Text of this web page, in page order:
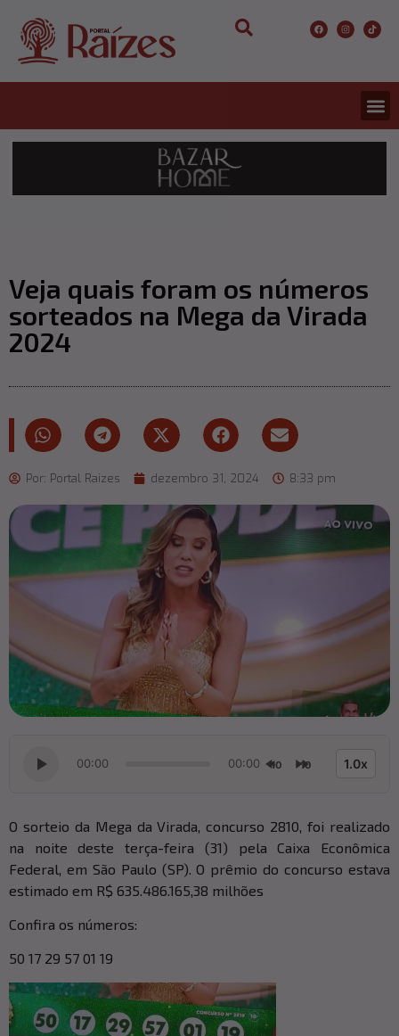
Veja quais foram os números
sorteados na Mega da Virada
2024
Por: Portal Raizes dezembro 31, 2024 8:33 pm
00:00 00:00 10 10 1.0x
O sorteio da Mega da Virada, concurso 2810, foi realizado
na noite deste terça-feira (31) pela Caixa Econômica
Federal, em São Paulo (SP). O prêmio do concurso estava
estimado em R$ 635.486.165,38 milhões
Confira os números:
50 17 29 57 01 19